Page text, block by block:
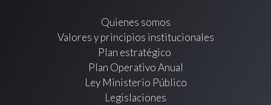
Quienes somos
Valores y principios institucionales
Plan estratégico
Plan Operativo Anual
Ley Ministerio Público
Legislaciones